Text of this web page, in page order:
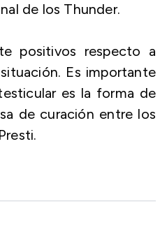
de los Thunder.
positivos respecto a
Es importante
es la forma de
de curación entre los